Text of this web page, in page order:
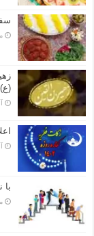
(ع)